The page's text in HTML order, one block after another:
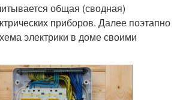
общая (сводная)
приборов. Далее поэтапно
электрики в доме своими